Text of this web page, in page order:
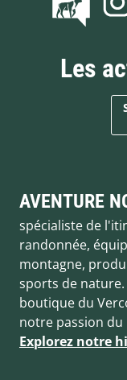
Les
AVENTURE
spécialiste de
randonnée,
montagne,
sports de
boutique du
notre passion du
Explorez notre